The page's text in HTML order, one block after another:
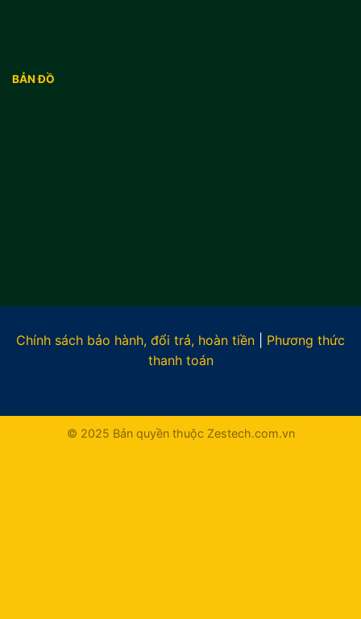
BẢN ĐỒ
Chính sách bảo hành, đổi trả, hoàn tiền
Phương thức
thanh toán
© 2025 Bản quyền thuộc Zestech.com.vn